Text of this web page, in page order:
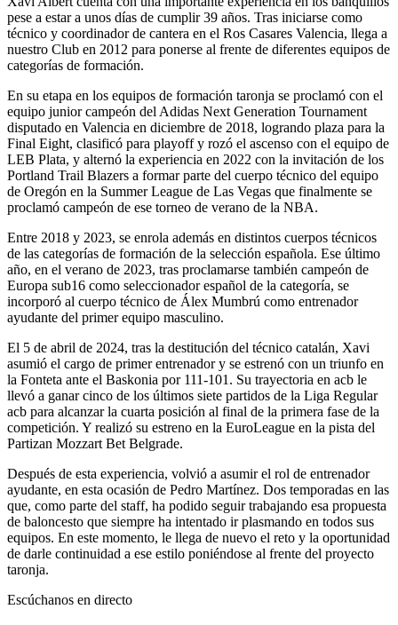
pese a estar a unos días de cumplir 39 años. Tras iniciarse como
técnico y coordinador de cantera en el Ros Casares Valencia, llega a
nuestro Club en 2012 para ponerse al frente de diferentes equipos de
categorías de formación.
En su etapa en los equipos de formación taronja se proclamó con el
equipo junior campeón del Adidas Next Generation Tournament
disputado en Valencia en diciembre de 2018, logrando plaza para la
Final Eight, clasificó para playoff y rozó el ascenso con el equipo de
LEB Plata, y alternó la experiencia en 2022 con la invitación de los
Portland Trail Blazers a formar parte del cuerpo técnico del equipo
de Oregón en la Summer League de Las Vegas que finalmente se
proclamó campeón de ese torneo de verano de la NBA.
Entre 2018 y 2023, se enrola además en distintos cuerpos técnicos
de las categorías de formación de la selección española. Ese último
año, en el verano de 2023, tras proclamarse también campeón de
Europa sub16 como seleccionador español de la categoría, se
incorporó al cuerpo técnico de Álex Mumbrú como entrenador
ayudante del primer equipo masculino.
El 5 de abril de 2024, tras la destitución del técnico catalán, Xavi
asumió el cargo de primer entrenador y se estrenó con un triunfo en
la Fonteta ante el Baskonia por 111-101. Su trayectoria en acb le
llevó a ganar cinco de los últimos siete partidos de la Liga Regular
acb para alcanzar la cuarta posición al final de la primera fase de la
competición. Y realizó su estreno en la EuroLeague en la pista del
Partizan Mozzart Bet Belgrade.
Después de esta experiencia, volvió a asumir el rol de entrenador
ayudante, en esta ocasión de Pedro Martínez. Dos temporadas en las
que, como parte del staff, ha podido seguir trabajando esa propuesta
de baloncesto que siempre ha intentado ir plasmando en todos sus
equipos. En este momento, le llega de nuevo el reto y la oportunidad
de darle continuidad a ese estilo poniéndose al frente del proyecto
taronja.
Escúchanos en directo